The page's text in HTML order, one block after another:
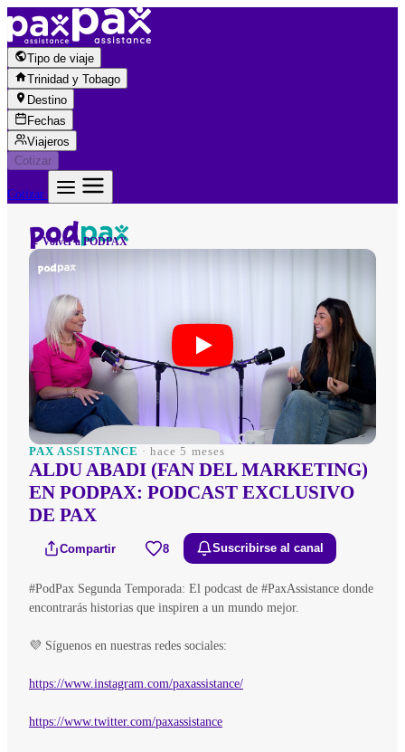
Saltar al contenido
Tipo de viaje
Trinidad y Tobago
Destino
Fechas
Viajeros
Cotizar
Cotizar
← Volver a PODPAX
PAX ASSISTANCE · hace 5 meses
ALDU ABADI (FAN DEL MARKETING)
EN PODPAX: PODCAST EXCLUSIVO
DE PAX
Compartir 8 Suscribirse al canal
#PodPax Segunda Temporada: El podcast de #PaxAssistance donde
encontrarás historias que inspiren a un mundo mejor.
💜 Síguenos en nuestras redes sociales:
https://www.instagram.com/paxassistance/
https://www.twitter.com/paxassistance